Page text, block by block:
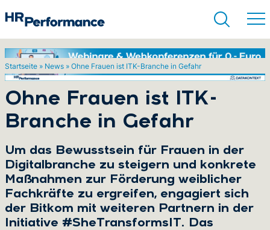
Startseite » News » Ohne Frauen ist ITK-Branche in Gefahr
Ohne Frauen ist ITK-
Branche in Gefahr
Um das Bewusstsein für Frauen in der
Digitalbranche zu steigern und konkrete
Maßnahmen zur Förderung weiblicher
Fachkräfte zu ergreifen, engagiert sich
der Bitkom mit weiteren Partnern in der
Initiative #SheTransformsIT. Das